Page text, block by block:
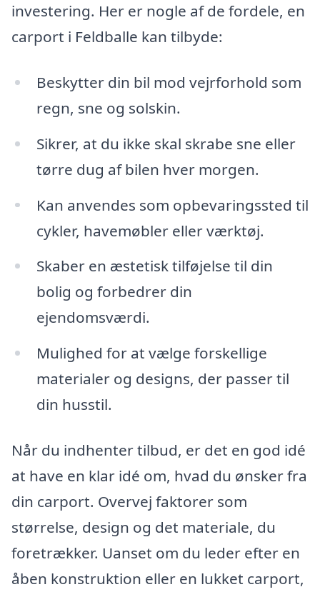
investering. Her er nogle af de fordele, en
carport i Feldballe kan tilbyde:
Beskytter din bil mod vejrforhold som
regn, sne og solskin.
Sikrer, at du ikke skal skrabe sne eller
tørre dug af bilen hver morgen.
Kan anvendes som opbevaringssted til
cykler, havemøbler eller værktøj.
Skaber en æstetisk tilføjelse til din
bolig og forbedrer din
ejendomsværdi.
Mulighed for at vælge forskellige
materialer og designs, der passer til
din husstil.
Når du indhenter tilbud, er det en god idé
at have en klar idé om, hvad du ønsker fra
din carport. Overvej faktorer som
størrelse, design og det materiale, du
foretrækker. Uanset om du leder efter en
åben konstruktion eller en lukket carport,